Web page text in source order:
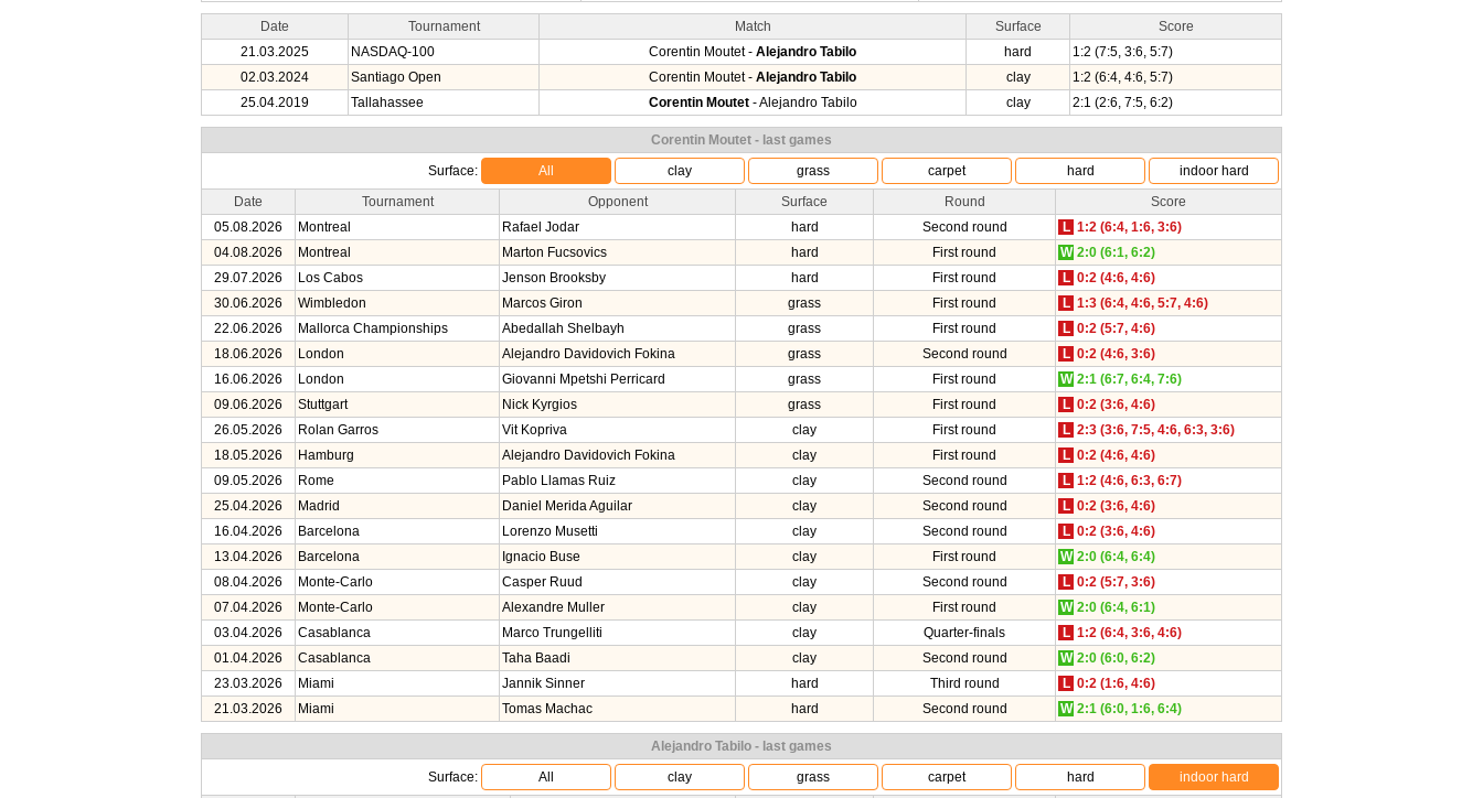
Date Tournament Match Surface
Score
21.03.2025
NASDAQ-100 Corentin Moutet - Alejandro Tabilo hard
1:2 (7:5, 3:6, 5:7)
02.03.2024
Santiago Open Corentin Moutet - Alejandro Tabilo clay
1:2 (6:4, 4:6, 5:7)
25.04.2019
Tallahassee Corentin Moutet- Alejandro Tabilo clay 2:1 (2:6, 7:5, 6:2)
Corentin Moutet - last games
Surface:
All clay grass carpet hard
indoor hard
Date
Tournament Opponent Surface Round
Score
05.08.2026
Montreal Rafael Jodar hard Second round L 1:2 (6:4, 1:6, 3:6)
04.08.2026
Montreal Marton Fucsovics hard First round W 2:0 (6:1, 6:2)
29.07.2026
Los Cabos Jenson Brooksby hard First round L 0:2 (4:6, 4:6)
30.06.2026
Wimbledon Marcos Giron grass First round L 1:3 (6:4, 4:6, 5:7, 4:6)
22.06.2026
Mallorca Championships Abedallah Shelbayh grass First round L 0:2 (5:7, 4:6)
18.06.2026
London Alejandro Davidovich Fokina grass Second round L 0:2 (4:6, 3:6)
16.06.2026
London Giovanni Mpetshi Perricard grass First round W 2:1 (6:7, 6:4, 7:6)
09.06.2026
Stuttgart Nick Kyrgios grass First round L 0:2 (3:6, 4:6)
26.05.2026
Rolan Garros Vit Kopriva clay First round L 2:3 (3:6, 7:5, 4:6, 6:3, 3:6)
18.05.2026
Hamburg Alejandro Davidovich Fokina clay First round L 0:2 (4:6, 4:6)
09.05.2026
Rome Pablo Llamas Ruiz clay Second round L 1:2 (4:6, 6:3, 6:7)
25.04.2026
Madrid Daniel Merida Aguilar clay Second round L 0:2 (3:6, 4:6)
16.04.2026
Barcelona Lorenzo Musetti clay Second round L 0:2 (3:6, 4:6)
13.04.2026
Barcelona Ignacio Buse clay First round W 2:0 (6:4, 6:4)
08.04.2026
Monte-Carlo Casper Ruud clay Second round L 0:2 (5:7, 3:6)
07.04.2026
Monte-Carlo Alexandre Muller clay First round W 2:0 (6:4, 6:1)
03.04.2026
Casablanca Marco Trungelliti clay Quarter-finals L 1:2 (6:4, 3:6, 4:6)
01.04.2026
Casablanca Taha Baadi clay Second round W 2:0 (6:0, 6:2)
23.03.2026
Miami Jannik Sinner hard Third round L 0:2 (1:6, 4:6)
21.03.2026
Miami Tomas Machac hard Second round W 2:1 (6:0, 1:6, 6:4)
Alejandro Tabilo - last games
Surface:
All clay grass carpet hard
indoor hard